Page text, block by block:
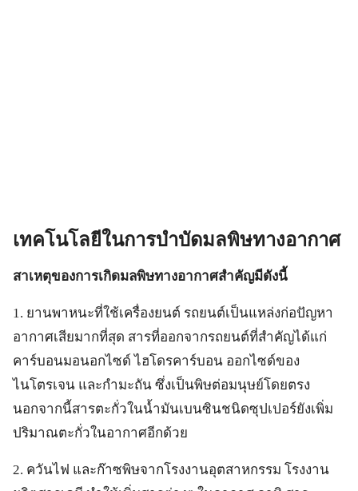
เทคโนโลยีในการบำบัดมลพิษทางอากาศ
สาเหตุของการเกิดมลพิษทางอากาศสําคัญมีดังนี้
1. ยานพาหนะที่ใช้เครื่องยนต์ รถยนต์เป็นแหล่งก่อปัญหา
อากาศเสียมากที่สุด สารที่ออกจากรถยนต์ที่สําคัญได้แก่
คาร์บอนมอนอกไซด์ ไฮโดรคาร์บอน ออกไซด์ของ
ไนโตรเจน และกํามะถัน ซึ่งเป็นพิษต่อมนุษย์โดยตรง
นอกจากนี้สารตะกั่วในน้ำมันเบนซินชนิดซุปเปอร์ยังเพิ่ม
ปริมาณตะกั่วในอากาศอีกด้วย
2. ควันไฟ และก๊าซพิษจากโรงงานอุตสาหกรรม โรงงาน